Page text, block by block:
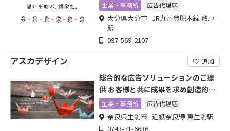
企業・事務所 広告代理店
大分県大分市 JR九州豊肥本線 敷戸
駅
097-569-2107
アスカデザイン 追加
総合的な広告ソリューションのご提
供 お客様と共に成果を求め創造的な
カタチにして参ります
企業・事務所 広告代理店
奈良県生駒市 近鉄奈良線 東生駒駅
0743-71-6636